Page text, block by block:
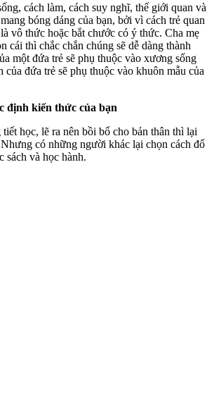
cách làm, cách suy nghĩ, thế giới quan và
bóng dáng của bạn, bởi vì cách trẻ quan
vô thức hoặc bắt chước có ý thức. Cha mẹ
cái thì chắc chắn chúng sẽ dễ dàng thành
một đứa trẻ sẽ phụ thuộc vào xương sống
của đứa trẻ sẽ phụ thuộc vào khuôn mẫu của
định kiến thức của bạn
học, lẽ ra nên bồi bổ cho bản thân thì lại
có những người khác lại chọn cách đổ
sách và học hành.